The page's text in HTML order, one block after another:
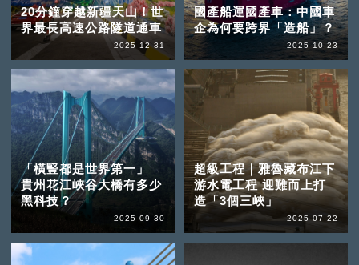
20分鐘穿越新疆天山！世
界最長高速公路隧道通車
2025-12-31
國產船運國產車：中國車
企為何要跨界「造船」？
2025-10-23
「橫豎都是世界第一」
貴州花江峽谷大橋有多少
黑科技？
2025-09-30
超級工程｜雅魯藏布江下
游水電工程 迎難而上打
造「3個三峽」
2025-07-22